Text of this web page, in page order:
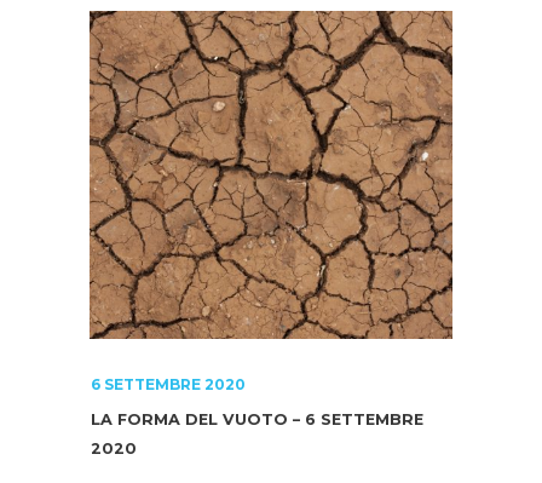
6 SETTEMBRE 2020
LA FORMA DEL VUOTO – 6 SETTEMBRE
2020